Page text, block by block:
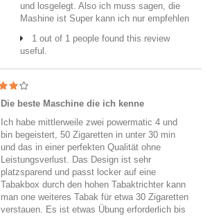
und losgelegt. Also ich muss sagen, die
Mashine ist Super kann ich nur empfehlen
1 out of 1 people found this review
useful.
Die beste Maschine die ich kenne
Ich habe mittlerweile zwei powermatic 4 und
bin begeistert, 50 Zigaretten in unter 30 min
und das in einer perfekten Qualität ohne
Leistungsverlust. Das Design ist sehr
platzsparend und passt locker auf eine
Tabakbox durch den hohen Tabaktrichter kann
man one weiteres Tabak für etwa 30 Zigaretten
verstauen. Es ist etwas Übung erforderlich bis